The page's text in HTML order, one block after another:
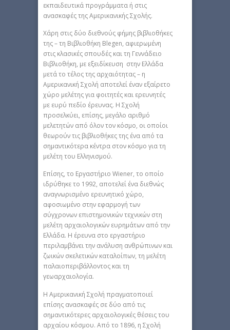
εκπαιδευτικά προγράμματα ή στις
ανασκαφές της Αμερικανικής Σχολής.
Χάρη στις δύο διεθνούς φήμης βιβλιοθήκες
της – τη Βιβλιοθήκη Blegen, αφιερωμένη
στις κλασικές σπουδές και τη Γεννάδειο
Βιβλιοθήκη, με εξειδίκευση στην Ελλάδα
μετά το τέλος της αρχαιότητας – η
Αμερικανική Σχολή αποτελεί έναν εξαίρετο
χώρο μελέτης για φοιτητές και ερευνητές
με ευρύ πεδίο έρευνας. Η Σχολή
προσελκύει, επίσης, μεγάλο αριθμό
μελετητών από όλον τον κόσμο, οι οποίοι
θεωρούν τις βιβλιοθήκες της ένα από τα
σημαντικότερα κέντρα στον κόσμο για τη
μελέτη του Ελληνισμού.
Επίσης, το Εργαστήριο Wiener, το οποίο
ιδρύθηκε το 1992, αποτελεί ένα διεθνώς
αναγνωρισμένο ερευνητικό χώρο,
αφοσιωμένο στην εφαρμογή των
σύγχρονων επιστημονικών τεχνικών στη
μελέτη αρχαιολογικών ευρημάτων από την
Ελλάδα. Η έρευνα στο εργαστήριο
περιλαμβάνει την ανάλυση ανθρώπινων και
ζωικών σκελετικών καταλοίπων, τη μελέτη
παλαιοπεριβάλλοντος και τη
γεωαρχαιολογία.
H Αμερικανική Σχολή πραγματοποιεί
επίσης ανασκαφές σε δύο από τις
σημαντικότερες αρχαιολογικές θέσεις του
αρχαίου κόσμου. Από το 1896, η Σχολή